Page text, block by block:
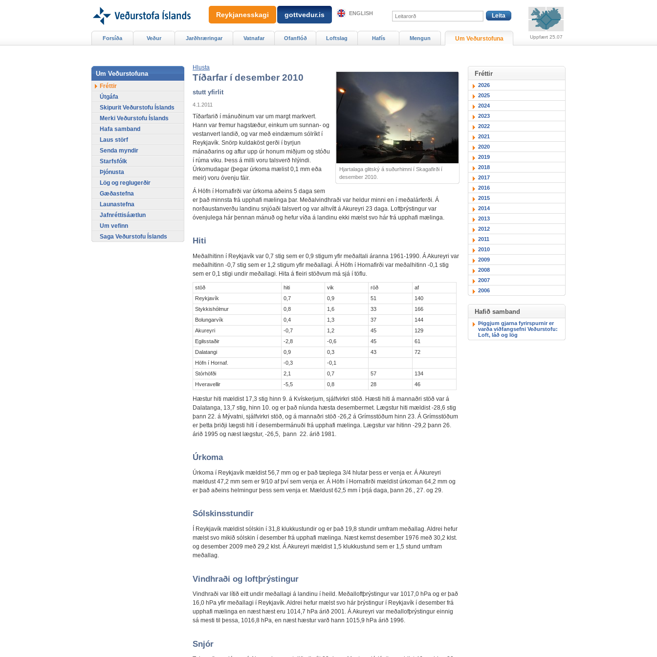
Hlusta
Hjartalaga glitský á suðurhimni í Skagafirði í
desember 2010.
Tíðarfar í desember 2010
stutt yfirlit
4.1.2011
Tíðarfarið í mánuðinum var um margt markvert.
Hann var fremur hagstæður, einkum um sunnan- og
vestanvert landið, og var með eindæmum sólríkt í
Reykjavík. Snörp kuldaköst gerði í byrjun
mánaðarins og aftur upp úr honum miðjum og stóðu
í rúma viku. Þess á milli voru talsverð hlýindi.
Úrkomudagar (þegar úrkoma mælist 0,1 mm eða
meir) voru óvenju fáir.
Á Höfn í Hornafirði var úrkoma aðeins 5 daga sem
er það minnsta frá upphafi mælinga þar. Meðalvindhraði var heldur minni en í meðalárferði. Á
norðaustanverðu landinu snjóaði talsvert og var alhvítt á Akureyri 23 daga. Loftþrýstingur var
óvenjulega hár þennan mánuð og hefur víða á landinu ekki mælst svo hár frá upphafi mælinga.
Hiti
Meðalhitinn í Reykjavík var 0,7 stig sem er 0,9 stigum yfir meðaltali áranna 1961-1990. Á Akureyri var
meðalhitinn -0,7 stig sem er 1,2 stigum yfir meðallagi. Á Höfn í Hornafirði var meðalhitinn -0,1 stig
sem er 0,1 stigi undir meðallagi. Hita á fleiri stöðvum má sjá í töflu.
stöð hiti vik röð
af
Reykjavík
0,7 0,9 51
140
Stykkishólmur
0,8 1,6 33
166
Bolungarvík
0,4 1,3 37
144
Akureyri
-0,7 1,2 45
129
Egilsstaðir
-2,8 -0,6 45
61
Dalatangi
0,9 0,3 43
72
Höfn í Hornaf.
-0,3
-0,1
Stórhöfði
2,1 0,7 57
134
Hveravellir
-5,5 0,8 28 46
Hæstur hiti mældist 17,3 stig hinn 9. á Kvískerjum, sjálfvirkri stöð. Hæsti hiti á mannaðri stöð var á
Dalatanga, 13,7 stig, hinn 10. og er það níunda hæsta desembermet. Lægstur hiti mældist -28,6 stig
þann 22. á Mývatni, sjálfvirkri stöð, og á mannaðri stöð -26,2 á Grímsstöðum hinn 23. Á Grímsstöðum
er þetta þriðji lægsti hiti í desembermánuði frá upphafi mælinga. Lægstur var hitinn -29,2 þann 26.
árið 1995 og næst lægstur, -26,5, þann 22. árið 1981.
Úrkoma
Úrkoma í Reykjavík mældist 56,7 mm og er það tæplega 3/4 hlutar þess er venja er. Á Akureyri
mældust 47,2 mm sem er 9/10 af því sem venja er. Á Höfn í Hornafirði mældist úrkoman 64,2 mm og
er það aðeins helmingur þess sem venja er. Mældust 62,5 mm í þrjá daga, þann 26., 27. og 29.
Sólskinsstundir
Í Reykjavík mældist sólskin í 31,8 klukkustundir og er það 19,8 stundir umfram meðallag. Aldrei hefur
mælst svo mikið sólskin í desember frá upphafi mælinga. Næst kemst desember 1976 með 30,2 klst.
og desember 2009 með 29,2 klst. Á Akureyri mældist 1,5 klukkustund sem er 1,5 stund umfram
meðallag.
Vindhraði og loftþrýstingur
Vindhraði var lítið eitt undir meðallagi á landinu í heild. Meðalloftþrýstingur var 1017,0 hPa og er það
16,0 hPa yfir meðallagi í Reykjavík. Aldrei hefur mælst svo hár þrýstingur í Reykjavík í desember frá
upphafi mælinga en næst hæst eru 1014,7 hPa árið 2001. Á Akureyri var meðallofþrýstingur einnig
sá mesti til þessa, 1016,8 hPa, en næst hæstur varð hann 1015,9 hPa árið 1996.
Snjór
Fréttir
2026
2025
2024
2023
2022
2021
2020
2019
2018
2017
2016
2015
2014
2013
2012
2011
2010
2009
2008
2007
2006
Hafið samband
Þiggjum gjarna fyrirspurnir er
varða viðfangsefni Veðurstofu:
Loft, láð og lög
Forsíða Veður Jarðhræringar Vatnafar Ofanflóð Loftslag Hafís Mengun Um Veðurstofuna
Um Veðurstofuna
Fréttir
Útgáfa
Skipurit Veðurstofu Íslands
Merki Veðurstofu Íslands
Hafa samband
Laus störf
Senda myndir
Starfsfólk
Þjónusta
Lög og reglugerðir
Gæðastefna
Launastefna
Jafnréttisáætlun
Um vefinn
Saga Veðurstofu Íslands
Uppfært 25.07
Reykjanesskagi gottvedur.is ENGLISH